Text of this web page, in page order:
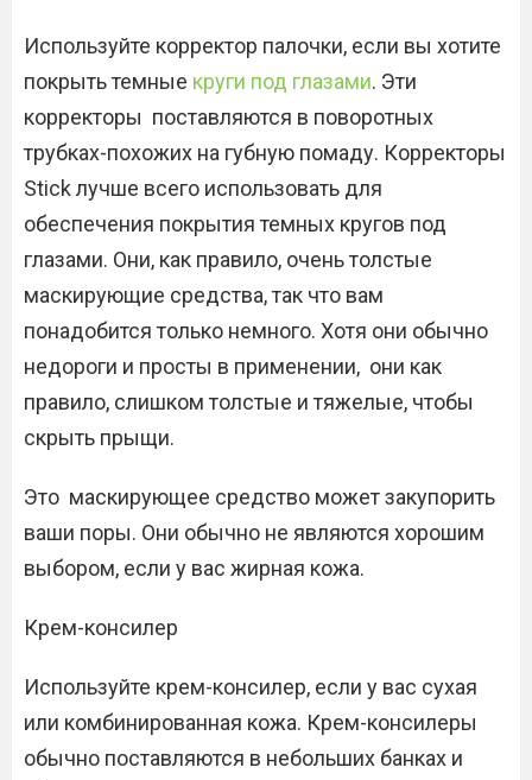
Используйте корректор палочки, если вы хотите
покрыть темные круги под глазами. Эти
корректоры поставляются в поворотных
трубках-похожих на губную помаду. Корректоры
Stick лучше всего использовать для
обеспечения покрытия темных кругов под
глазами. Они, как правило, очень толстые
маскирующие средства, так что вам
понадобится только немного. Хотя они обычно
недороги и просты в применении, они как
правило, слишком толстые и тяжелые, чтобы
скрыть прыщи.
Это маскирующее средство может закупорить
ваши поры. Они обычно не являются хорошим
выбором, если у вас жирная кожа.
Крем-консилер
Используйте крем-консилер, если у вас сухая
или комбинированная кожа. Крем-консилеры
обычно поставляются в небольших банках и